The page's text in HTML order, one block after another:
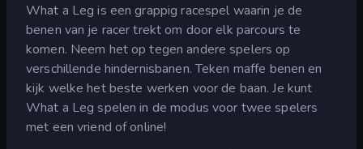
What a Leg is een grappig racespel waarin je de
benen van je racer trekt om door elk parcours te
komen. Neem het op tegen andere spelers op
verschillende hindernisbanen. Teken maffe benen en
kijk welke het beste werken voor de baan. Je kunt
What a Leg spelen in de modus voor twee spelers
met een vriend of online!